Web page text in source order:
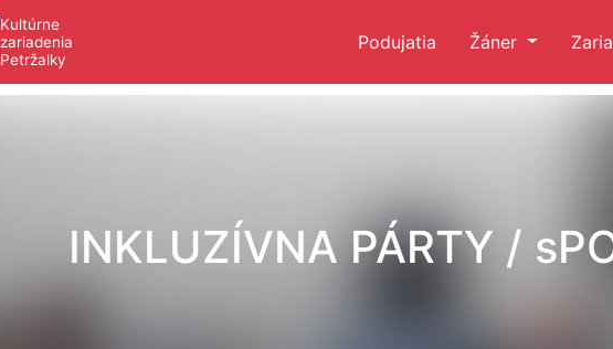
Kultúrne
zariadenia
Petržalky
Podujatia Žáner
INKLUZÍVNA PÁRTY /